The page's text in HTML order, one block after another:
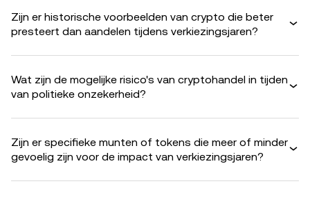
Zijn er historische voorbeelden van crypto die beter
presteert dan aandelen tijdens verkiezingsjaren?
Wat zijn de mogelijke risico's van cryptohandel in tijden
van politieke onzekerheid?
Zijn er specifieke munten of tokens die meer of minder
gevoelig zijn voor de impact van verkiezingsjaren?